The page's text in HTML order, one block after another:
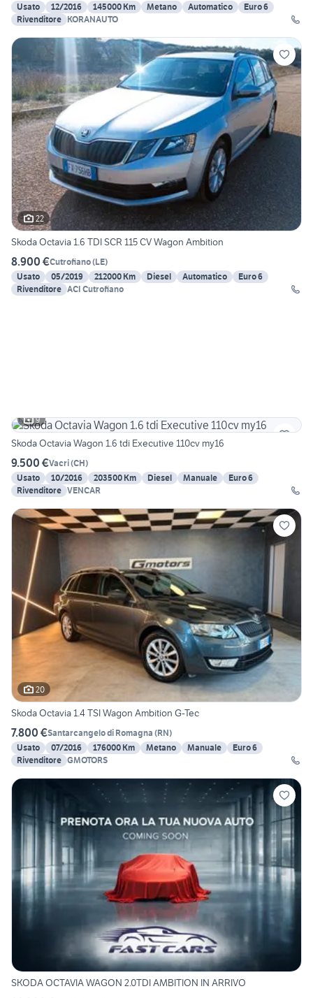
Usato
12/2016 145000 Km Metano Automatico
Euro 6
Rivenditore KORANAUTO
22
Skoda Octavia 1.6 TDI SCR 115 CV Wagon Ambition
8.900 €Cutrofiano(LE)
Usato
05/2019 212000 Km Diesel Automatico
Euro 6
Rivenditore ACI Cutrofiano
9
Skoda Octavia Wagon 1.6 tdi Executive 110cv my16
9.500 €Vacri(CH)
Usato
10/2016 203500 Km Diesel Manuale
Euro 6
Rivenditore VENCAR
20
Skoda Octavia 1.4 TSI Wagon Ambition G-Tec
7.800 €Santarcangelo di Romagna (RN)
Usato
07/2016 176000 Km Metano Manuale
Euro 6
Rivenditore GMOTORS
SKODA OCTAVIA WAGON 2.0TDI AMBITION IN ARRIVO